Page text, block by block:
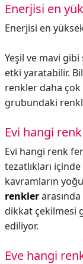
Enerjisi en
Enerjisi en
Yeşil ve mavi
etki yaratabilir.
renkler daha çok
grubundaki
Evi hangi
Evi hangi renk
tezatlıkları
kavramların
renkler
dikkat çekilmesi
ediliyor.
Eve hangi